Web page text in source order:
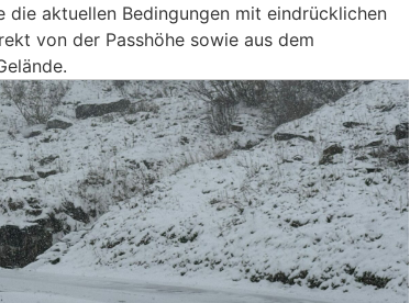
die aktuellen Bedingungen mit eindrücklichen
von der Passhöhe sowie aus dem